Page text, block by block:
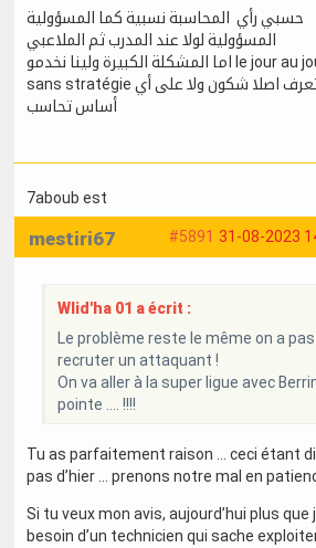
حسبي رأي المحاسبة نسبية كما المسؤولية
المسؤولية لولا عند المدرب ثم الملاعبي
اما المشكلة الكبيرة ولينا نخدمو le jour au jour sans idée clair
sans stratégie وفي الاخير معش تعرف اصلا شكون ولا على أي
أساس تحاسب
7aboub est
#5891 31-08-2023
mestiri67
Wlid'ha 01 a écrit :
Le problème reste le même on a
recruter un attaquant !
On va aller à la super ligue avec
pointe .... !!!!
Tu as parfaitement raison … ceci étant
pas d’hier … prenons notre mal en
Si tu veux mon avis, aujourd’hui plus
besoin d’un technicien qui sache